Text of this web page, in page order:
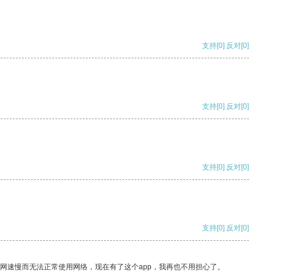
支持[0] 反对[0]
支持[0] 反对[0]
支持[0] 反对[0]
支持[0] 反对[0]
慢而无法正常使用网络，现在有了这个app，我再也不用担心了。